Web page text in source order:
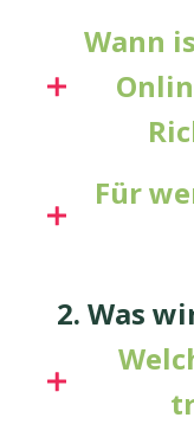
Wann
Für
2. Was